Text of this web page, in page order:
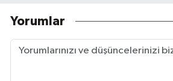
Yorumlar